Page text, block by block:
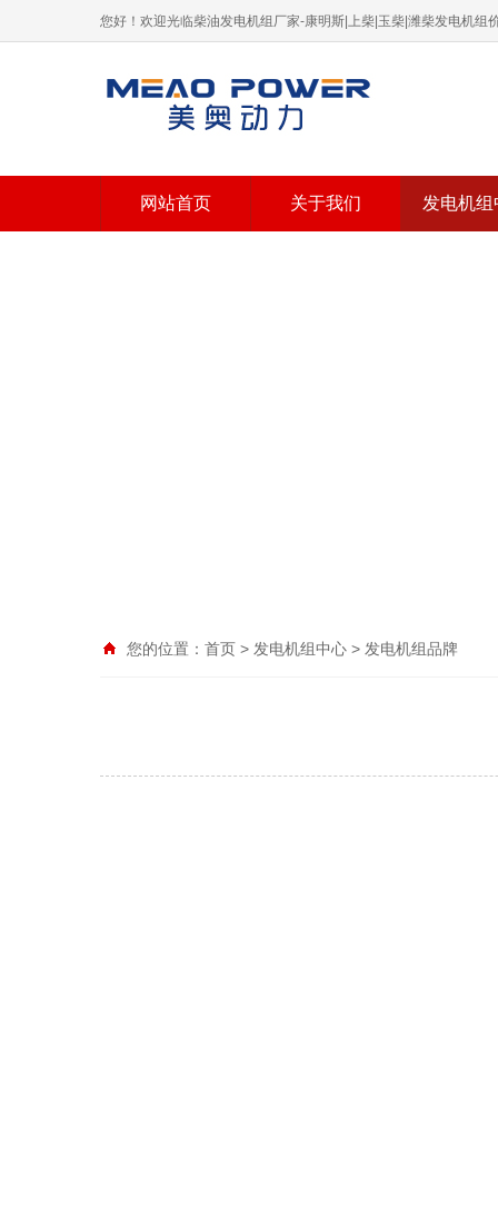
您好！欢迎光临柴油发电机组厂家-康明斯|上柴|玉柴|潍柴发电机
网站首页 关于我们 发电机组
您的位置： 首页 > 发电机组中心 > 发电机组品牌